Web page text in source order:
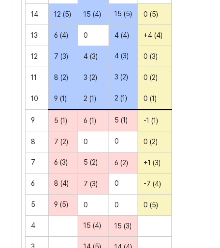
14 12 (5) 15 (4) 15 (5) 0 (5)
13 6 (4) 0 4 (4) +4 (4)
12 7 (3) 4 (3) 4 (3) 0 (3)
11 8 (2) 3 (2) 3 (2) 0 (2)
10 9 (1) 2 (1) 2 (1) 0 (1)
9 5 (1) 6 (1) 5 (1) -1 (1)
8 7 (2) 0 0 0 (2)
7 6 (3) 5 (2) 6 (2) +1 (3)
6 8 (4) 7 (3) 0 -7 (4)
5 9 (5) 0 0 0 (5)
4 15 (4) 15 (3)